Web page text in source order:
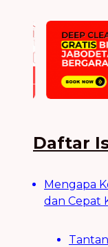
Daftar
Mengapa
dan Cepat